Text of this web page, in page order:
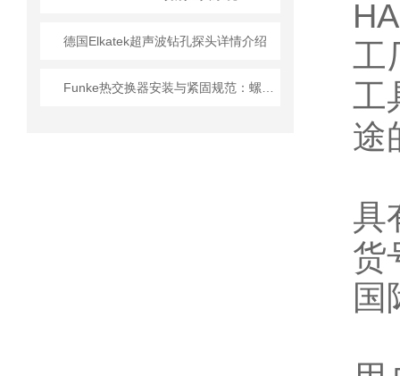
德国Elkatek超声波钻孔探头详情介绍
工
工
途
具
货
国